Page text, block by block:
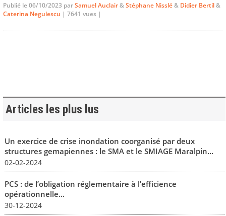
Publié le 06/10/2023 parSamuel Auclair&Stéphane Nisslé& Didier Bertil&
Caterina Negulescu | 7641 vues |
Articles les plus lus
Un exercice de crise inondation coorganisé par deux
structures gemapiennes : le SMA et le SMIAGE Maralpin...
02-02-2024
PCS : de l’obligation réglementaire à l’efficience
opérationnelle...
30-12-2024